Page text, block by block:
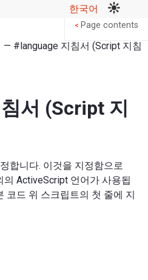
한국어
— #language 지침서 (Script 지침
서 (Script 지
합니다. 이것을 지정함으로
ActiveScript 언어가 사용됩
코드 위 스크립트의 첫 줄에 지
< Page contents